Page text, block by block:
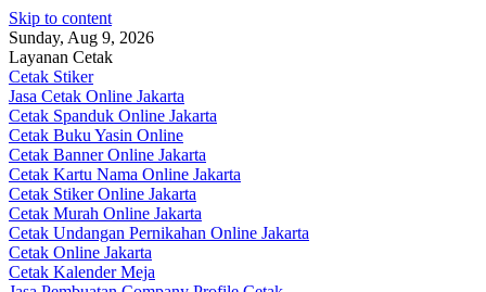
Skip to content
Sunday, Aug 9, 2026
Layanan Cetak
Cetak Stiker
Jasa Cetak Online Jakarta
Cetak Spanduk Online Jakarta
Cetak Buku Yasin Online
Cetak Banner Online Jakarta
Cetak Kartu Nama Online Jakarta
Cetak Stiker Online Jakarta
Cetak Murah Online Jakarta
Cetak Undangan Pernikahan Online Jakarta
Cetak Online Jakarta
Cetak Kalender Meja